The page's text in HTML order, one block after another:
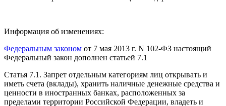
Информация об изменениях:
Федеральным законом от 7 мая 2013 г. N 102-ФЗ настоящий
Федеральный закон дополнен статьей 7.1
Статья 7.1. Запрет отдельным категориям лиц открывать и
иметь счета (вклады), хранить наличные денежные средства и
ценности в иностранных банках, расположенных за
пределами территории Российской Федерации, владеть и